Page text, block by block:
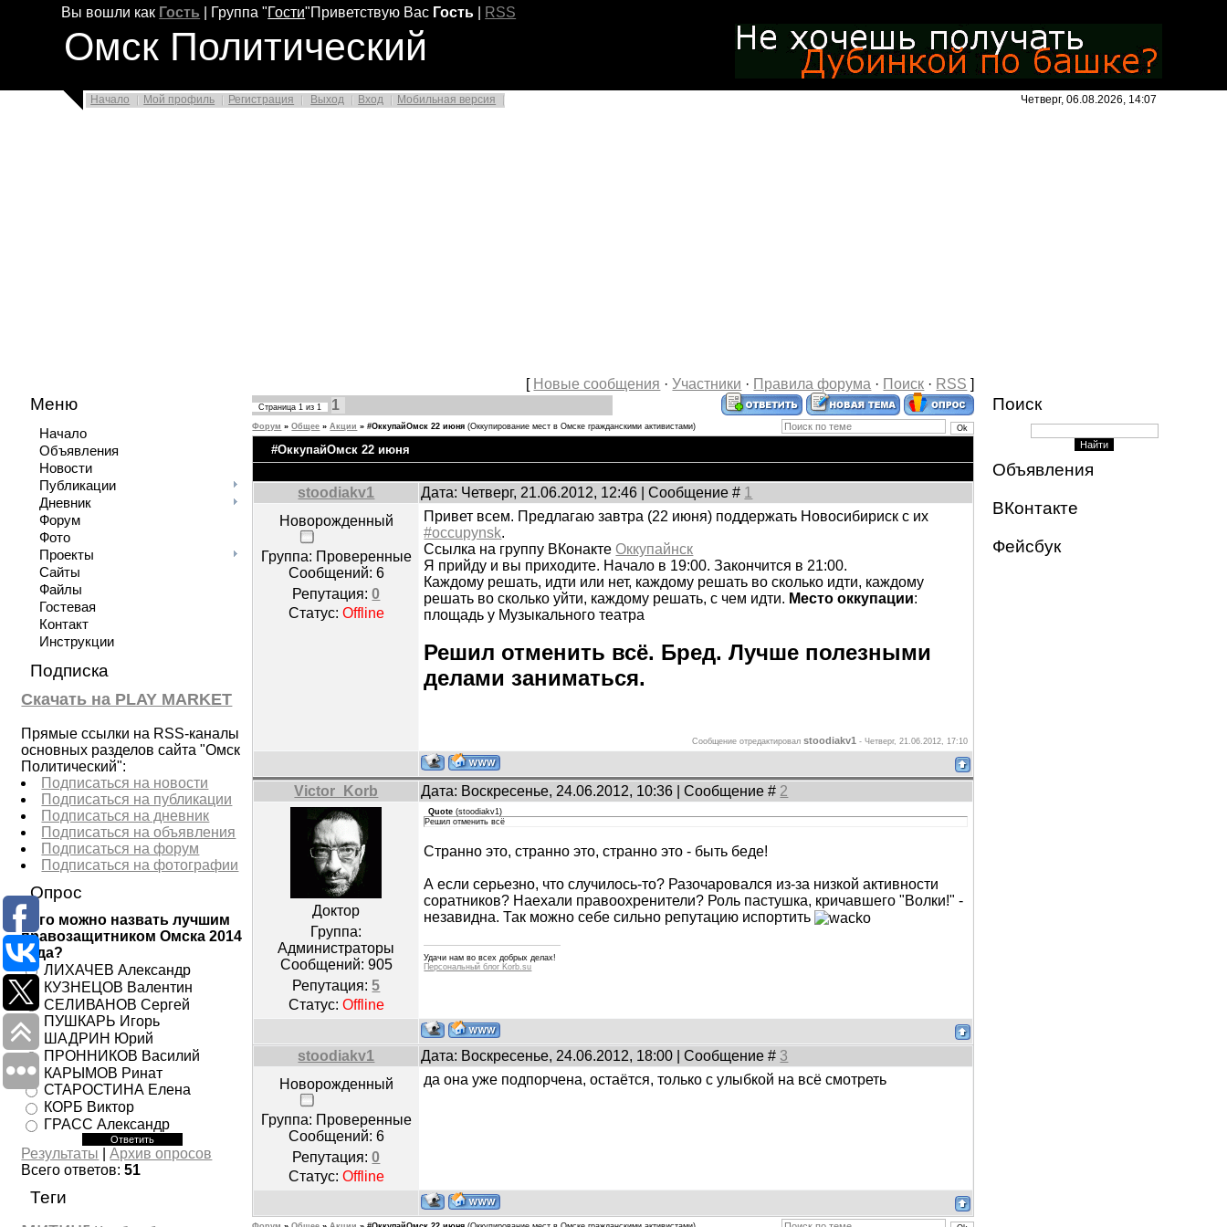
Вы вошли как Гость Группа "Гости"Приветствую Вас Гость RSS
Омск Политический
Начало Мой профиль Регистрация Выход Вход Мобильная версия Четверг, 06.08.2026, 14:07
Меню
Начало
Объявления
Новости
Публикации
Дневник
Форум
Фото
Проекты
Сайты
Файлы
Гостевая
Контакт
Инструкции
Подписка
Скачать на PLAY MARKET
Прямые ссылки на RSS-каналы
основных разделов сайта "Омск
Политический":
Подписаться на новости
Подписаться на публикации
Подписаться на дневник
Подписаться на объявления
Подписаться на форум
Подписаться на фотографии
Опрос
Кого можно назвать лучшим
правозащитником Омска 2014
года?
ЛИХАЧЕВ Александр
КУЗНЕЦОВ Валентин
СЕЛИВАНОВ Сергей
ПУШКАРЬ Игорь
ШАДРИН Юрий
ПРОННИКОВ Василий
КАРЫМОВ Ринат
СТАРОСТИНА Елена
КОРБ Виктор
ГРАСС Александр
Результаты |Архив опросов
Всего ответов:51
Теги
[ Новые сообщения ·Участники · Правила форума · Поиск · RSS ]
Страница1 из1 1
Форум » Общее » Акции » #ОккупайОмск 22 июня (Оккупирование мест в Омске гражданскими активистами)
#ОккупайОмск 22 июня
stoodiakv1 Дата: Четверг, 21.06.2012, 12:46 | Сообщение # 1
Новорожденный
Группа: Проверенные
Сообщений: 6
Репутация:0
Статус: Offline
Привет всем. Предлагаю завтра (22 июня) поддержать Новосибириск с их
#occupynsk.
Ссылка на группу ВКонактеОккупайнск
Я прийду и вы приходите. Начало в 19:00. Закончится в 21:00.
Каждому решать, идти или нет, каждому решать во сколько идти, каждому
решать во сколько уйти, каждому решать, с чем идти. Место оккупации:
площадь у Музыкального театра
Решил отменить всё. Бред. Лучше полезными
делами заниматься.
Сообщение отредактировалstoodiakv1 -Четверг, 21.06.2012, 17:10
Victor_Korb Дата: Воскресенье, 24.06.2012, 10:36 | Сообщение # 2
Доктор
Группа:
Администраторы
Сообщений: 905
Репутация:5
Статус: Offline
Quote (stoodiakv1)
Решил отменить всё
Странно это, странно это, странно это - быть беде!
А если серьезно, что случилось-то? Разочаровался из-за низкой активности
соратников? Наехали правоохренители? Роль пастушка, кричавшего "Волки!" -
незавидна. Так можно себе сильно репутацию испортить
Удачи нам во всех добрых делах!
Персональный блог Korb.su
stoodiakv1 Дата: Воскресенье, 24.06.2012, 18:00 | Сообщение # 3
Новорожденный
Группа: Проверенные
Сообщений: 6
Репутация:0
Статус: Offline
да она уже подпорчена, остаётся, только с улыбкой на всё смотреть
Поиск
Объявления
ВКонтакте
Фейсбук